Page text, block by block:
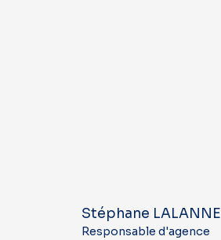
Stéphane LALANNE
Responsable d'agence